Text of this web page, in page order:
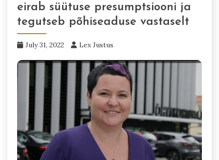
eirab süütuse presumptsiooni ja
tegutseb põhiseaduse vastaselt
July 31, 2022 Lex Justus